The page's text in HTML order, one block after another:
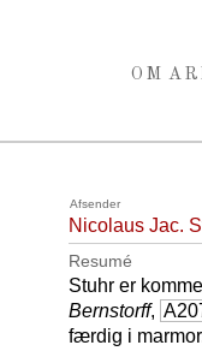
OM
Afsender
Nicolaus Jac.
Resumé
Stuhr er
Bernstorff,
færdig i